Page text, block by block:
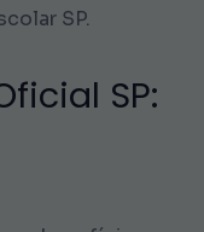
SP.
SP: